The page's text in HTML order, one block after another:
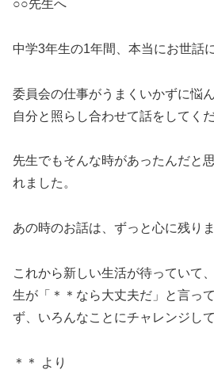
○○先生へ
中学3年生の1年間、本当にお世話
委員会の仕事がうまくいかずに悩
自分と照らし合わせて話をしてく
先生でもそんな時があったんだと
れました。
あの時のお話は、ずっと心に残りま
これから新しい生活が待っていて
生が「＊＊なら大丈夫だ」と言っ
ず、いろんなことにチャレンジし
＊＊ より